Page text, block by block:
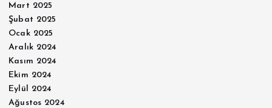
Mart 2025
Şubat 2025
Ocak 2025
Aralık 2024
Kasım 2024
Ekim 2024
Eylül 2024
Ağustos 2024